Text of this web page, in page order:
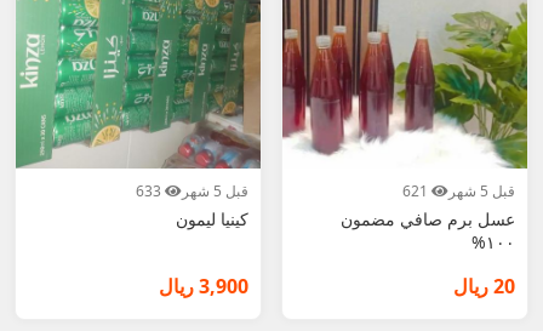
قبل 5 شهر
عسل برم صافي مضمون
١٠٠%
20 ريال
قبل 5 شهر
كينيا ليمون
3,900 ريال